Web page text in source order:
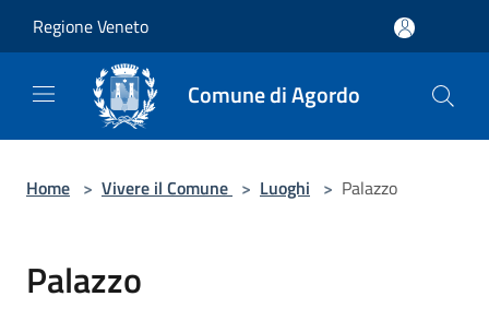
Regione Veneto
Comune di Agordo
Home > Vivere il Comune > Luoghi > Palazzo
Palazzo